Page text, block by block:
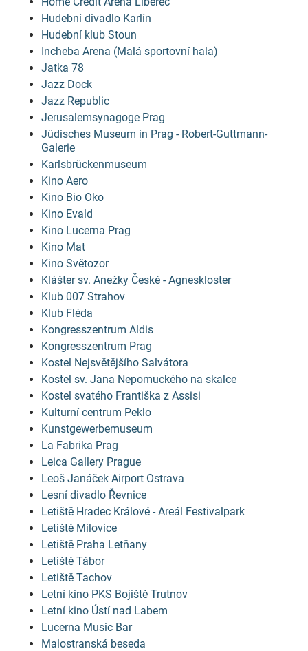
Hudební divadlo Karlín
Hudební klub Stoun
Incheba Arena (Malá sportovní hala)
Jatka 78
Jazz Dock
Jazz Republic
Jerusalemsynagoge Prag
Jüdisches Museum in Prag - Robert-Guttmann-
Galerie
Karlsbrückenmuseum
Kino Aero
Kino Bio Oko
Kino Evald
Kino Lucerna Prag
Kino Mat
Kino Světozor
Klášter sv. Anežky České - Agneskloster
Klub 007 Strahov
Klub Fléda
Kongresszentrum Aldis
Kongresszentrum Prag
Kostel Nejsvětějšího Salvátora
Kostel sv. Jana Nepomuckého na skalce
Kostel svatého Františka z Assisi
Kulturní centrum Peklo
Kunstgewerbemuseum
La Fabrika Prag
Leica Gallery Prague
Leoš Janáček Airport Ostrava
Lesní divadlo Řevnice
Letiště Hradec Králové - Areál Festivalpark
Letiště Milovice
Letiště Praha Letňany
Letiště Tábor
Letiště Tachov
Letní kino PKS Bojiště Trutnov
Letní kino Ústí nad Labem
Lucerna Music Bar
Malostranská beseda